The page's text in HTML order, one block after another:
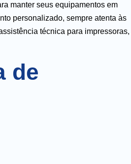
manter seus equipamentos em
personalizado, sempre atenta às
técnica para impressoras,
de